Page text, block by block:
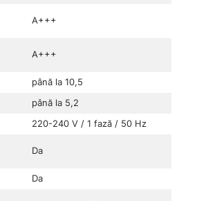
A+++
A+++
până la 10,5
până la 5,2
220-240 V / 1 fază / 50 Hz
Da
Da